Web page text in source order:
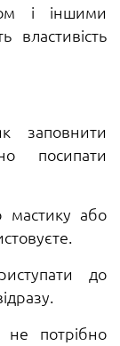
і іншими
заповнити
посипати
мастику або
до
потрібно